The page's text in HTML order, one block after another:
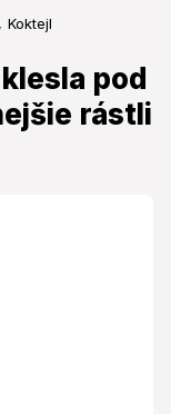
Koktejl
pod
rástli
pod
rástli